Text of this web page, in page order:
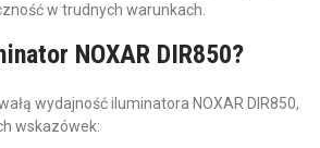
w trudnych warunkach.
NOXAR DIR850?
wydajność iluminatora NOXAR DIR850,
wskazówek: